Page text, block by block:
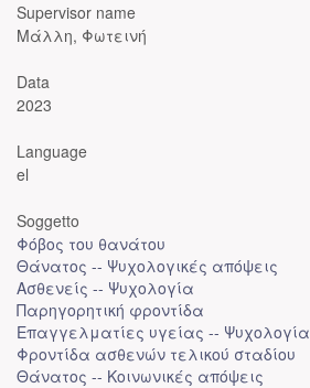
Supervisor name
Μάλλη, Φωτεινή
Data
2023
Language
el
Soggetto
Φόβος του θανάτου
Θάνατος -- Ψυχολογικές απόψεις
Ασθενείς -- Ψυχολογία
Παρηγορητική φροντίδα
Επαγγελματίες υγείας -- Ψυχολογία
Φροντίδα ασθενών τελικού σταδίου
Θάνατος -- Κοινωνικές απόψεις